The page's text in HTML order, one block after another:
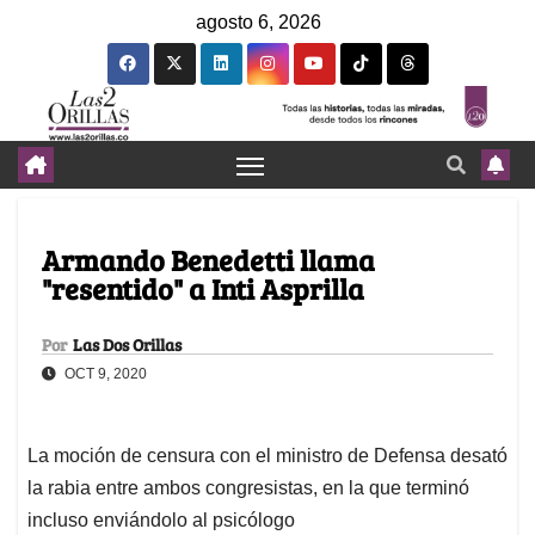
agosto 6, 2026
Armando Benedetti llama
"resentido" a Inti Asprilla
Por Las Dos Orillas
OCT 9, 2020
La moción de censura con el ministro de Defensa desató
la rabia entre ambos congresistas, en la que terminó
incluso enviándolo al psicólogo